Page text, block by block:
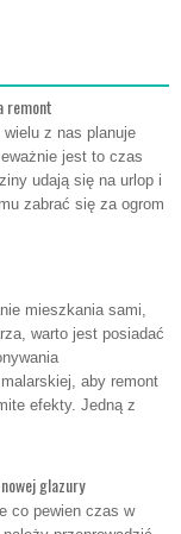
remont
z nas planuje
jest to czas
udają się na urlop i
zabrać się za ogrom
mieszkania sami,
warto jest posiadać
aby remont
efekty. Jedną z
glazury
co pewien czas w